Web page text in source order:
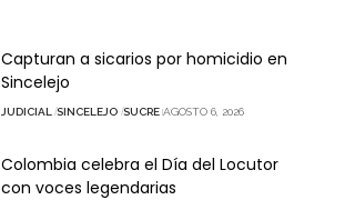
Capturan a sicarios por homicidio en
Sincelejo
JUDICIAL SINCELEJO SUCRE AGOSTO 6, 2026
Colombia celebra el Día del Locutor
con voces legendarias